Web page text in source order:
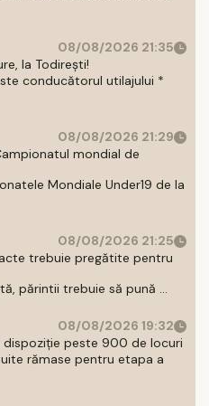
08/08/2026 21:35
la Todirești!
conducătorul utilajului *
08/08/2026 21:29
mondial de
Mondiale Under19 de la
08/08/2026 21:25
trebuie pregătite pentru
părintii trebuie să pună ...
08/08/2026 19:32
dispoziție peste 900 de locuri
rămase pentru etapa a